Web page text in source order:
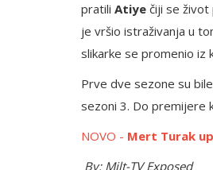
pratili Atiye čiji se život
je vršio istraživanja u
slikarke se promenio iz
Prve dve sezone su
sezoni 3. Do premijere
NOVO - Mert Turak
By: Milt-TV Exposed